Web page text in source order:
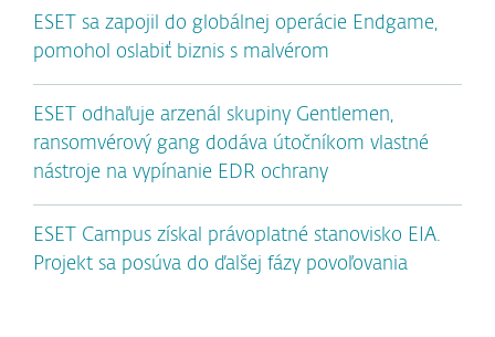
ESET sa zapojil do globálnej operácie Endgame,
pomohol oslabiť biznis s malvérom
ESET odhaľuje arzenál skupiny Gentlemen,
ransomvérový gang dodáva útočníkom vlastné
nástroje na vypínanie EDR ochrany
ESET Campus získal právoplatné stanovisko EIA.
Projekt sa posúva do ďalšej fázy povoľovania